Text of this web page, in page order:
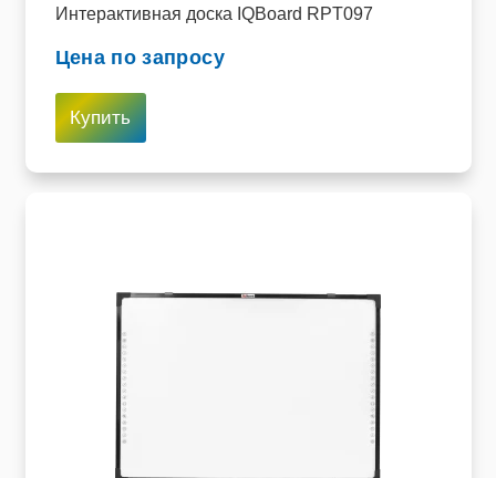
Интерактивная доска IQBoard RPT097
Цена по запросу
Купить